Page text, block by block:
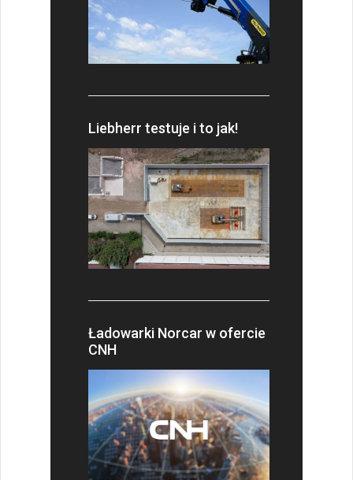
Liebherr testuje i to jak!
Ładowarki Norcar w ofercie
CNH